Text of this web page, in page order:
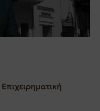
Επιχειρηματική